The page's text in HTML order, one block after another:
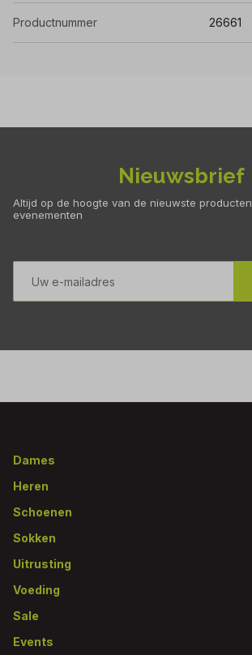
Productnummer 26661
Nieuwsbrief
Altijd op de hoogte van de nieuwste
evenementen
mailadres
Footer
Dames
Heren
Schoenen
Sokken
Uitrusting
Voeding
Sale
Events